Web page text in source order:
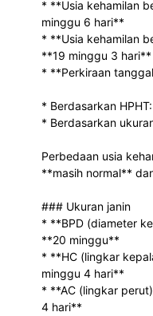
* **Usia kehamilan
minggu 6 hari**
* **Usia kehamilan
**19 minggu 3 hari**
* **Perkiraan
* Berdasarkan
* Berdasarkan
Perbedaan usia
**masih normal**
### Ukuran janin
* **BPD (diameter
**20 minggu**
* **HC (lingkar
minggu 4 hari**
* **AC (lingkar
4 hari**